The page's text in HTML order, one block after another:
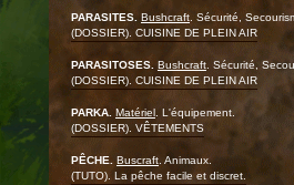
PARASITES. Bushcraft . Sécurité,
(DOSSIER). CUISINE DE PLEIN AIR
PARASITOSES. Bushcraft . Sécurité,
(DOSSIER). CUISINE DE PLEIN AIR
PARKA. Matériel . L'équipement.
(DOSSIER). VÊTEMENTS
PÊCHE. Buscraft . Animaux.
(TUTO). La pêche facile et discret.